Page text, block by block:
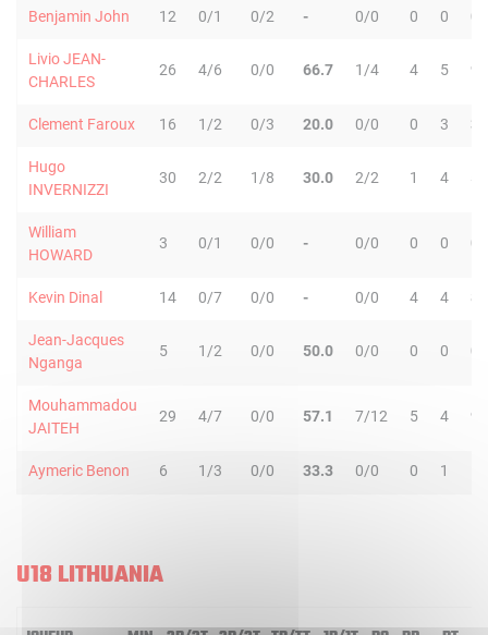
Benjamin John 12 0/1 0/2 - 0/0 0 0 0
Livio JEAN-
CHARLES
26 4/6 0/0 66.7 1/4 4 5 9
Clement Faroux 16 1/2 0/3 20.0 0/0 0 3 3
Hugo
INVERNIZZI
30 2/2 1/8 30.0 2/2 1 4
William
HOWARD
3 0/1 0/0 - 0/0 0 0 0
Kevin Dinal 14 0/7 0/0 - 0/0 4 4 8
Jean-Jacques
Nganga
5 1/2 0/0 50.0 0/0 0 0 0
Mouhammadou
JAITEH
29 4/7 0/0 57.1 7/12 5 4 9
Aymeric Benon 6 1/3 0/0 33.3 0/0 0 1
U18 LITHUANIA